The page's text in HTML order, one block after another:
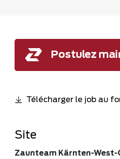
Postulez
Télécharger le job au
Site
Zaunteam Kärnten-